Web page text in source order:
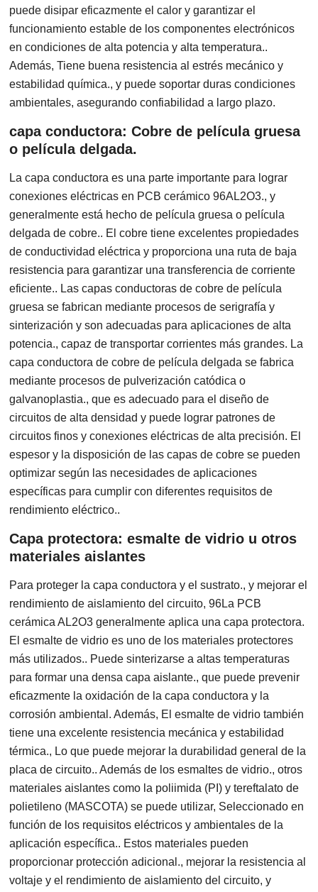
puede disipar eficazmente el calor y garantizar el
funcionamiento estable de los componentes electrónicos
en condiciones de alta potencia y alta temperatura..
Además, Tiene buena resistencia al estrés mecánico y
estabilidad química., y puede soportar duras condiciones
ambientales, asegurando confiabilidad a largo plazo.
capa conductora: Cobre de película gruesa
o película delgada.
La capa conductora es una parte importante para lograr
conexiones eléctricas en PCB cerámico 96AL2O3., y
generalmente está hecho de película gruesa o película
delgada de cobre.. El cobre tiene excelentes propiedades
de conductividad eléctrica y proporciona una ruta de baja
resistencia para garantizar una transferencia de corriente
eficiente.. Las capas conductoras de cobre de película
gruesa se fabrican mediante procesos de serigrafía y
sinterización y son adecuadas para aplicaciones de alta
potencia., capaz de transportar corrientes más grandes. La
capa conductora de cobre de película delgada se fabrica
mediante procesos de pulverización catódica o
galvanoplastia., que es adecuado para el diseño de
circuitos de alta densidad y puede lograr patrones de
circuitos finos y conexiones eléctricas de alta precisión. El
espesor y la disposición de las capas de cobre se pueden
optimizar según las necesidades de aplicaciones
específicas para cumplir con diferentes requisitos de
rendimiento eléctrico..
Capa protectora: esmalte de vidrio u otros
materiales aislantes
Para proteger la capa conductora y el sustrato., y mejorar el
rendimiento de aislamiento del circuito, 96La PCB
cerámica AL2O3 generalmente aplica una capa protectora.
El esmalte de vidrio es uno de los materiales protectores
más utilizados.. Puede sinterizarse a altas temperaturas
para formar una densa capa aislante., que puede prevenir
eficazmente la oxidación de la capa conductora y la
corrosión ambiental. Además, El esmalte de vidrio también
tiene una excelente resistencia mecánica y estabilidad
térmica., Lo que puede mejorar la durabilidad general de la
placa de circuito.. Además de los esmaltes de vidrio., otros
materiales aislantes como la poliimida (PI) y tereftalato de
polietileno (MASCOTA) se puede utilizar, Seleccionado en
función de los requisitos eléctricos y ambientales de la
aplicación específica.. Estos materiales pueden
proporcionar protección adicional., mejorar la resistencia al
voltaje y el rendimiento de aislamiento del circuito, y